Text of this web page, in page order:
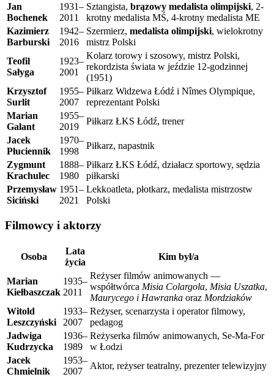
Jan
Bochenek
1931–
2011
Sztangista, brązowy medalista olimpijski, 2-
krotny medalista MŚ, 4-krotny medalista ME
Kazimierz
Barburski
1942–
2016
Szermierz, medalista olimpijski, wielokrotny
mistrz Polski
Teofil
Sałyga
1923–
2001
Kolarz torowy i szosowy, mistrz Polski,
rekordzista świata w jeździe 12-godzinnej
(1951)
Krzysztof
Surlit
1955–
2007
Piłkarz Widzewa Łódź i Nîmes Olympique,
reprezentant Polski
Marian
Galant
1955–
2019
Piłkarz ŁKS Łódź, trener
Jacek
Płuciennik
1970–
1998
Piłkarz, napastnik
Zygmunt
Krachulec
1888–
1980
Piłkarz ŁKS Łódź, działacz sportowy, sędzia
piłkarski
Przemysław
Siciński
1951–
2021
Lekkoatleta, płotkarz, medalista mistrzostw
Polski
Filmowcy i aktorzy
Osoba
Lata
życia
Kim był/a
Marian
Kiełbaszczak
1935–
2011
Reżyser filmów animowanych —
współtwórca Misia Colargola, Misia Uszatka,
Maurycego i Hawranka oraz Mordziaków
Witold
Leszczyński
1933–
2007
Reżyser, scenarzysta i operator filmowy,
pedagog
Jadwiga
Kudrzycka
1936–
1989
Reżyserka filmów animowanych, Se-Ma-For
w Łodzi
Jacek
Chmielnik
1953–
2007
Aktor, reżyser teatralny, prezenter telewizyjny